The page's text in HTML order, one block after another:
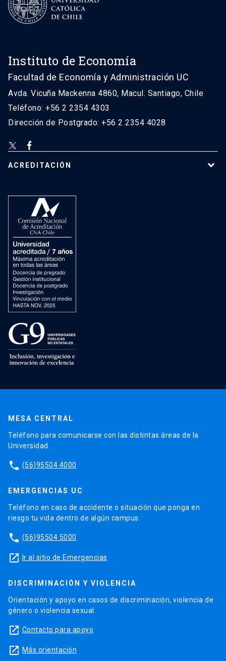
Instituto de Economía
Facultad de Economía y Administración UC
Avda. Vicuña Mackenna 4860, Macul. Santiago, Chile
Teléfono: +56 2 2354 4303
Dirección de Postgrado: +56 2 2354 4028
ACREDITACIÓN
MESA CENTRAL
Teléfono para comunicarse con las distintas áreas de la
Universidad.
phone (56)95504 4000
EMERGENCIAS UC
Teléfono en caso de accidente o situación que ponga en
riesgo tu vida dentro de algún campus.
phone (56)95504 5000
launch Ir al sitio de Emergencias
DISCRIMINACIÓN Y VIOLENCIA
Orientación y apoyo en casos de discriminación, violencia de
género o violencia sexual.
launch Contacto para apoyo
launch Más orientación